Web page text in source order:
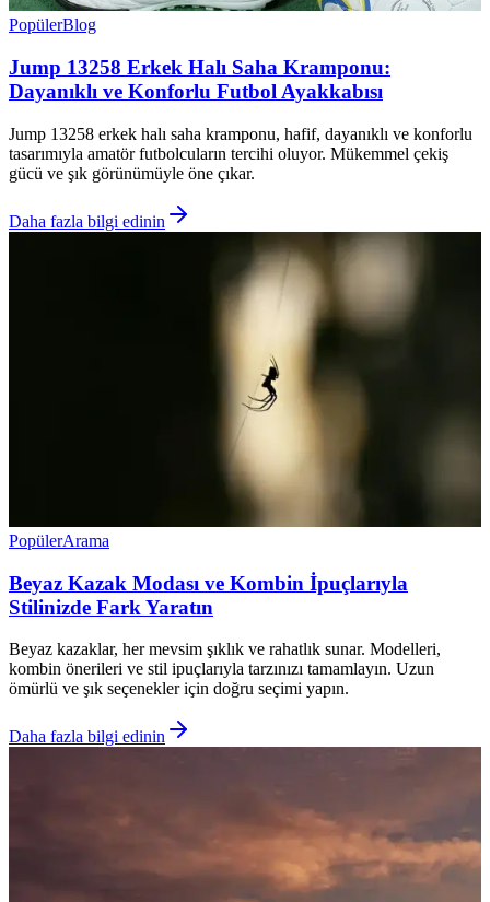
PopülerBlog
Jump 13258 Erkek Halı Saha Kramponu:
Dayanıklı ve Konforlu Futbol Ayakkabısı
Jump 13258 erkek halı saha kramponu, hafif, dayanıklı ve konforlu
tasarımıyla amatör futbolcuların tercihi oluyor. Mükemmel çekiş
gücü ve şık görünümüyle öne çıkar.
Daha fazla bilgi edinin
PopülerArama
Beyaz Kazak Modası ve Kombin İpuçlarıyla
Stilinizde Fark Yaratın
Beyaz kazaklar, her mevsim şıklık ve rahatlık sunar. Modelleri,
kombin önerileri ve stil ipuçlarıyla tarzınızı tamamlayın. Uzun
ömürlü ve şık seçenekler için doğru seçimi yapın.
Daha fazla bilgi edinin